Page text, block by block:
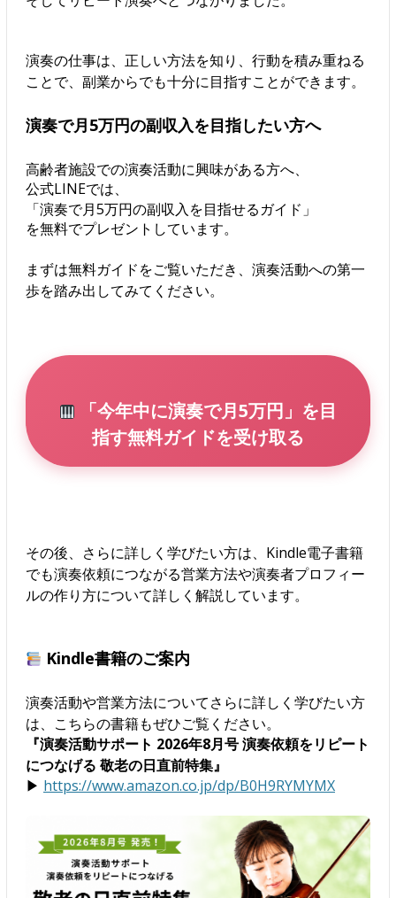
演奏の仕事は、正しい方法を知り、行動を積み重ねる
ことで、副業からでも十分に目指すことができます。
演奏で月5万円の副収入を目指したい方へ
高齢者施設での演奏活動に興味がある方へ、
公式LINEでは、
「演奏で月5万円の副収入を目指せるガイド」
を無料でプレゼントしています。
まずは無料ガイドをご覧いただき、演奏活動への第一
歩を踏み出してみてください。
「今年中に演奏で月5万円」を目
指す無料ガイドを受け取る
その後、さらに詳しく学びたい方は、Kindle電子書籍
でも演奏依頼につながる営業方法や演奏者プロフィー
ルの作り方について詳しく解説しています。
Kindle書籍のご案内
演奏活動や営業方法についてさらに詳しく学びたい方
は、こちらの書籍もぜひご覧ください。
『演奏活動サポート 2026年8月号 演奏依頼をリピート
につなげる 敬老の日直前特集』
▶ https://www.amazon.co.jp/dp/B0H9RYMYMX